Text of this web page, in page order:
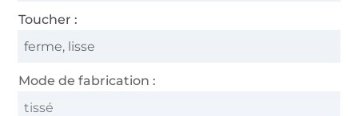
Toucher :
ferme, lisse
Mode de fabrication :
tissé